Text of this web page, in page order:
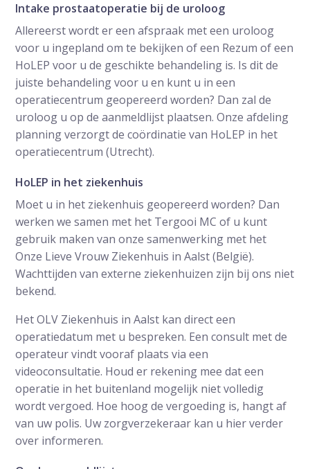
Intake prostaatoperatie bij de uroloog
Allereerst wordt er een afspraak met een uroloog
voor u ingepland om te bekijken of een Rezum of een
HoLEP voor u de geschikte behandeling is. Is dit de
juiste behandeling voor u en kunt u in een
operatiecentrum geopereerd worden? Dan zal de
uroloog u op de aanmeldlijst plaatsen. Onze afdeling
planning verzorgt de coördinatie van HoLEP in het
operatiecentrum (Utrecht).
HoLEP in het ziekenhuis
Moet u in het ziekenhuis geopereerd worden? Dan
werken we samen met het Tergooi MC of u kunt
gebruik maken van onze samenwerking met het
Onze Lieve Vrouw Ziekenhuis in Aalst (België).
Wachttijden van externe ziekenhuizen zijn bij ons niet
bekend.
Het OLV Ziekenhuis in Aalst kan direct een
operatiedatum met u bespreken. Een consult met de
operateur vindt vooraf plaats via een
videoconsultatie. Houd er rekening mee dat een
operatie in het buitenland mogelijk niet volledig
wordt vergoed. Hoe hoog de vergoeding is, hangt af
van uw polis. Uw zorgverzekeraar kan u hier verder
over informeren.